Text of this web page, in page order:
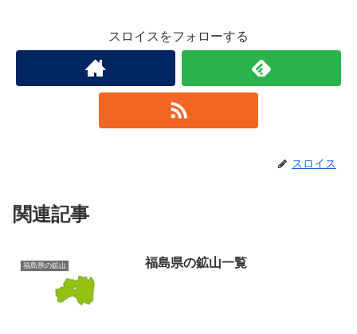
スロイスをフォローする
スロイス
関連記事
福島県の鉱山 福島県の鉱山一覧